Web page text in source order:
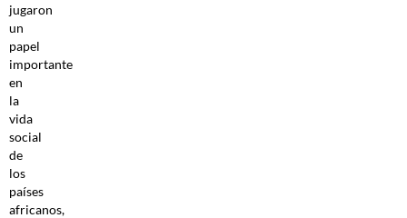
jugaron
un
papel
importante
en
la
vida
social
de
los
países
africanos,